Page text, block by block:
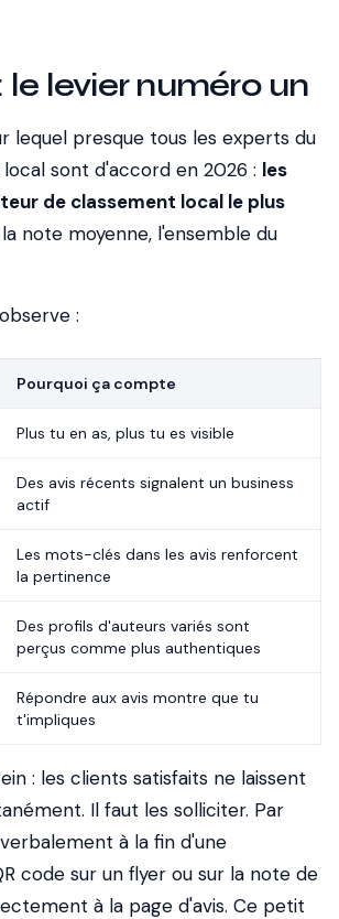
le levier numéro un
lequel presque tous les experts du
sont d'accord en 2026 : les
de classement local le plus
la note moyenne, l'ensemble du
:
Pourquoi ça compte
Plus tu en as, plus tu es visible
Des avis récents signalent un business
actif
Les mots-clés dans les avis renforcent
la pertinence
Des profils d'auteurs variés sont
perçus comme plus authentiques
Répondre aux avis montre que tu
t'impliques
: les clients satisfaits ne laissent
Il faut les solliciter. Par
à la fin d'une
code sur un flyer ou sur la note de
à la page d'avis. Ce petit